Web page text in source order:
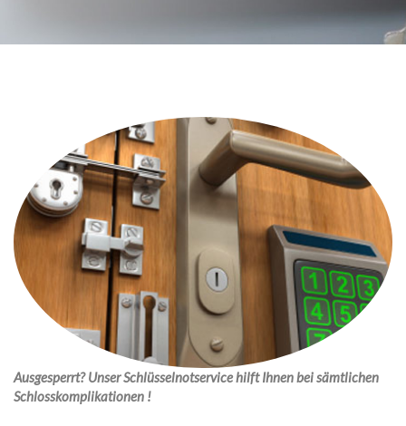
Ausgesperrt? Unser Schlüsselnotservice hilft Ihnen bei sämtlichen
Schlosskomplikationen !